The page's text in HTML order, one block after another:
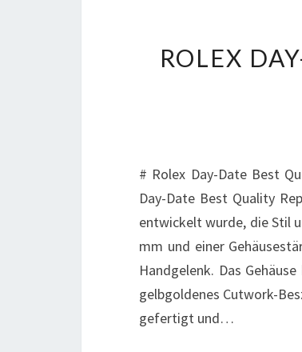
ROLEX
# Rolex Day-Date Best
Day-Date Best Quality
entwickelt wurde, die Stil
mm und einer
Handgelenk. Das
gelbgoldenes Cutwork-
gefertigt und…